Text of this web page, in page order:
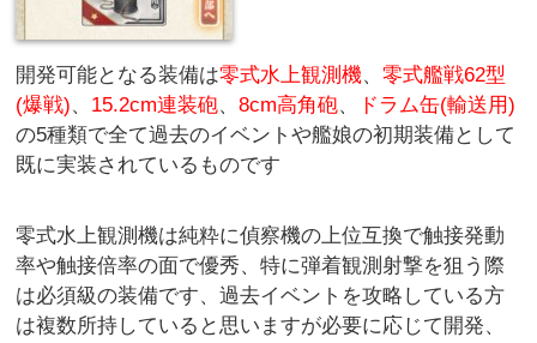
開発可能となる装備は零式水上観測機、零式艦戦62型
(爆戦)、 15.2cm連装砲、8cm高角砲、
ドラム缶(輸送用)
の5種類で全て過去のイベントや艦娘の初期装備として
既に実装されているものです
零式水上観測機は純粋に偵察機の上位互換で触接発動
率や触接倍率の面で優秀、特に弾着観測射撃を狙う際
は必須級の装備です、過去イベントを攻略している方
は複数所持していると思いますが必要に応じて開発、